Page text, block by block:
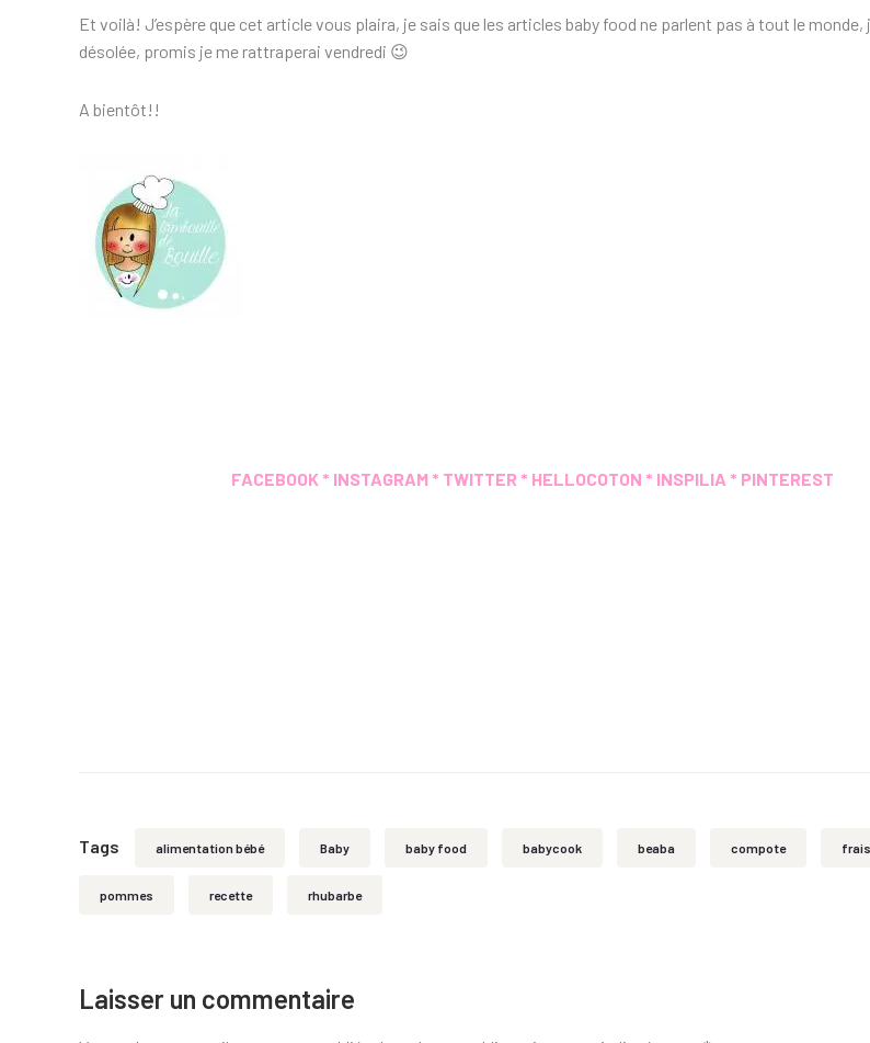
Et voilà! J’espère que cet article vous plaira, je sais que les articles baby food ne parlent pas à tout le monde,
désolée, promis je me rattraperai vendredi 😉
A bientôt!!
FACEBOOK * INSTAGRAM * TWITTER * HELLOCOTON * INSPILIA * PINTEREST
Tags alimentation bébé Baby baby food babycook beaba compote
pommes recette rhubarbe
Laisser un commentaire